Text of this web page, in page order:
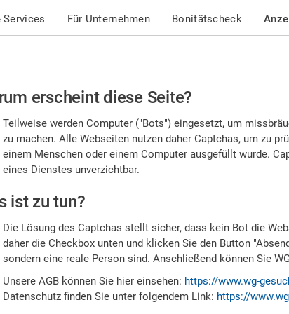
Services Für Unternehmen Bonitätscheck
erscheint diese Seite?
Teilweise werden Computer ("Bots") eingesetzt, um
zu machen. Alle Webseiten nutzen daher Captchas, um zu
einem Menschen oder einem Computer ausgefüllt wurde.
eines Dienstes unverzichtbar.
ist zu tun?
Die Lösung des Captchas stellt sicher, dass kein Bot die
daher die Checkbox unten und klicken Sie den Button
sondern eine reale Person sind. Anschließend können Sie
Unsere AGB können Sie hier einsehen: https://www.wg-
Datenschutz finden Sie unter folgendem Link: https://